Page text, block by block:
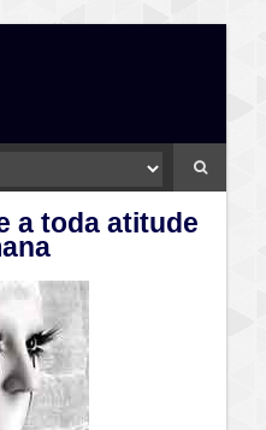
a toda atitude